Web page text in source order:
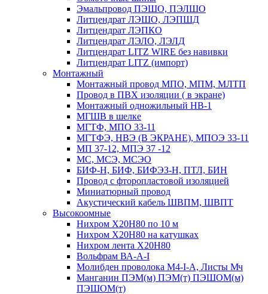
Эмальпровод ПЭШО, ПЭЛШО
Литцендрат ЛЭШО, ЛЭПШД
Литцендрат ЛЭПКО
Литцендрат ЛЭЛО, ЛЭЛД
Литцендрат LITZ WIRE без навивки
Литцендрат LITZ (импорт)
Монтажный
Монтажный провод МПО, МПМ, МЛТП
Провод в ПВХ изоляции ( в экране)
Монтажный одножильный HB-1
МГШВ в шелке
МГТФ, МПО 33-11
МГТФЭ, НВЭ (В ЭКРАНЕ), МПОЭ 33-11
МП 37-12, МПЭ 37 -12
МС, МСЭ, МСЭО
БИФ-Н, БИФ, БИФЭЗ-Н, ПТЛ, БИН
Провод с фторопластовой изоляцией
Миниатюрный провод
Акустический кабель ШВПМ, ШВПТ
Высокоомные
Нихром Х20Н80 по 10 м
Нихром Х20Н80 на катушках
Нихром лента Х20Н80
Вольфрам ВА-А-I
Молибден проволока М4-I-А, Листы Мч
Манганин ПЭМ(м) ПЭМ(т) ПЭШОМ(м)
ПЭШОМ(т)